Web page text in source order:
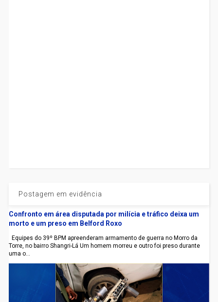
Postagem em evidência
Confronto em área disputada por milícia e tráfico deixa um
morto e um preso em Belford Roxo
Equipes do 39º BPM apreenderam armamento de guerra no Morro da
Torre, no bairro Shangri-Lá Um homem morreu e outro foi preso durante
uma o...